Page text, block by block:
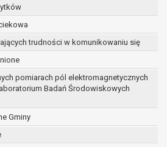
trudności w komunikowaniu się
pomiarach pól elektromagnetycznych
Badań Środowiskowych
Gminy
realizacji umowy przetwarzanie
okres niezbędny do realizacji
a po tym czasie w zakresie
przepisy prawa lub dla
roszczeń, a w
zgody na przetwarzanie
i rozliczeniu umowy, do
tej zgody.
umów o dofinansowanie
momentu pozyskania
są przez okres wynikający z